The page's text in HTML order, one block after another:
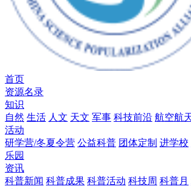
首页
资源名录
知识
自然 生活 人文 天文 军事 科技前沿 航空航
活动
研学营/冬夏令营 公益科普 团体定制 进学校
乐园
资讯
科普新闻 科普成果 科普活动 科技周 科普月